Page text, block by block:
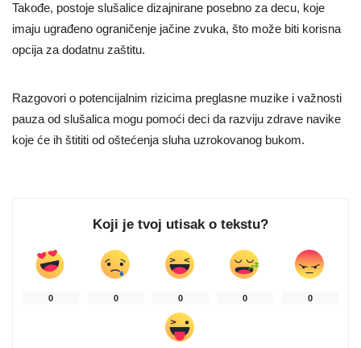
Takođe, postoje slušalice dizajnirane posebno za decu, koje
imaju ugrađeno ograničenje jačine zvuka, što može biti korisna
opcija za dodatnu zaštitu.
Razgovori o potencijalnim rizicima preglasne muzike i važnosti
pauza od slušalica mogu pomoći deci da razviju zdrave navike
koje će ih štititi od oštećenja sluha uzrokovanog bukom.
Koji je tvoj utisak o tekstu?
0 0 0 0 0